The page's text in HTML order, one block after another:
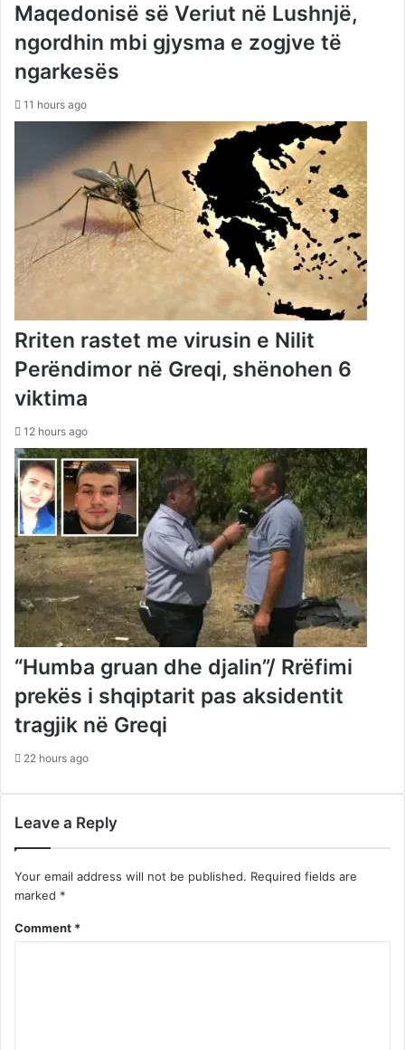
Maqedonisë së Veriut në Lushnjë,
ngordhin mbi gjysma e zogjve të
ngarkesës
11 hours ago
Rriten rastet me virusin e Nilit
Perëndimor në Greqi, shënohen 6
viktima
12 hours ago
“Humba gruan dhe djalin”/ Rrëfimi
prekës i shqiptarit pas aksidentit
tragjik në Greqi
22 hours ago
Leave a Reply
Your email address will not be published. Required fields are
marked *
Comment *